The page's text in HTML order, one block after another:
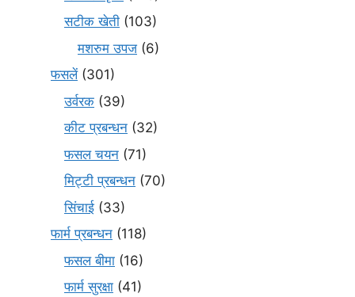
सटीक खेती (103)
मशरुम उपज (6)
फसलें(301)
उर्वरक (39)
कीट प्रबन्धन (32)
फसल चयन (71)
मि‌ट्टी प्रबन्धन (70)
सिंचाई (33)
फार्म प्रबन्धन (118)
फसल बीमा (16)
फार्म सुरक्षा (41)